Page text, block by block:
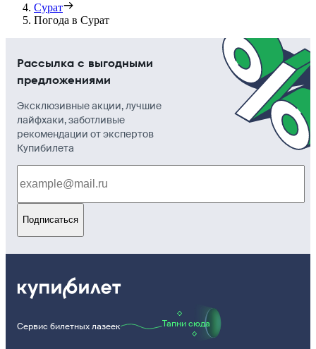
Сурат
Погода в Сурат
Рассылка с выгодными
предложениями
Эксклюзивные акции, лучшие
лайфхаки, заботливые
рекомендации от экспертов
Купибилета
Подписаться
Сервис билетных лазеек Тапни сюда